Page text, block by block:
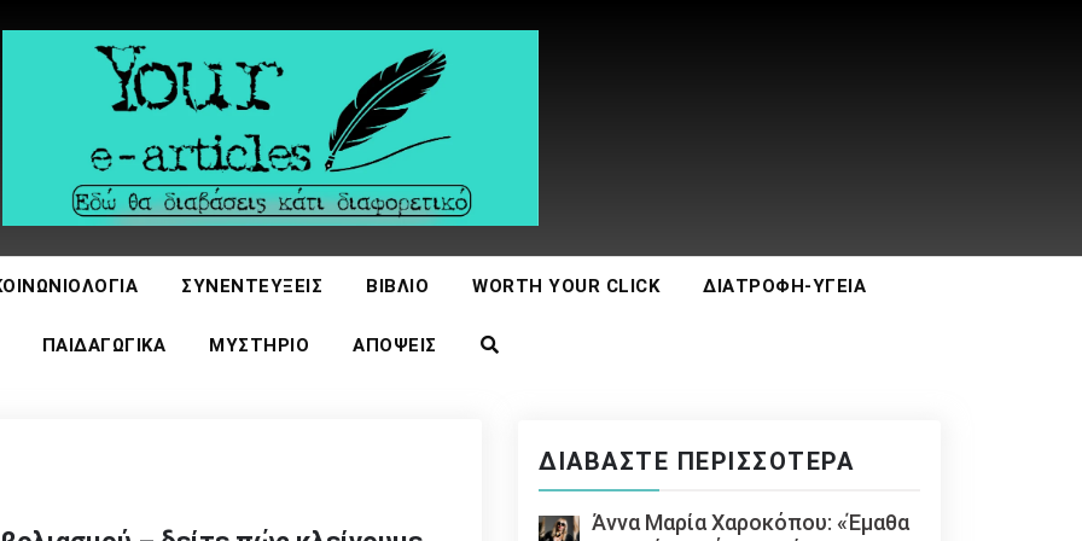
ΣΥΝΕΝΤΕΎΞΕΙΣ ΒΙΒΛΊΟ WORTH YOUR CLICK ΔΙΑΤΡΟΦΉ-ΥΓΕΊΑ
ΠΑΙΔΑΓΩΓΙΚΆ ΜΥΣΤΉΡΙΟ ΑΠΌΨΕΙΣ
ΔΙΑΒΆΣΤΕ ΠΕΡΙΣΣΌΤΕΡΑ
Άννα Μαρία Χαροκόπου: «Έμαθα